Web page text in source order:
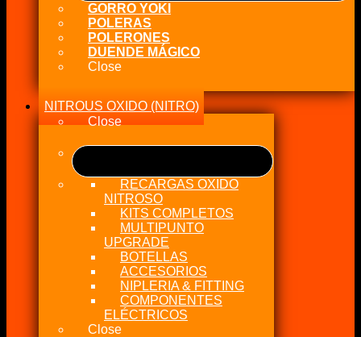
GORRO YOKI
POLERAS
POLERONES
DUENDE MÁGICO
Close
NITROUS OXIDO (NITRO)
Close
RECARGAS OXIDO
NITROSO
KITS COMPLETOS
MULTIPUNTO
UPGRADE
BOTELLAS
ACCESORIOS
NIPLERIA & FITTING
COMPONENTES
ELÉCTRICOS
Close